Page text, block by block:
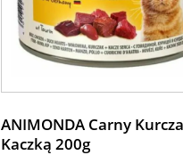
ANIMONDA Carny
Kaczką 200g